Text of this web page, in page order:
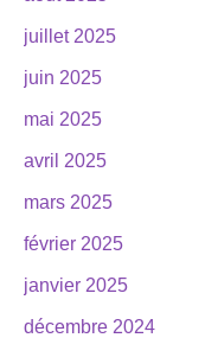
juillet 2025
juin 2025
mai 2025
avril 2025
mars 2025
février 2025
janvier 2025
décembre 2024